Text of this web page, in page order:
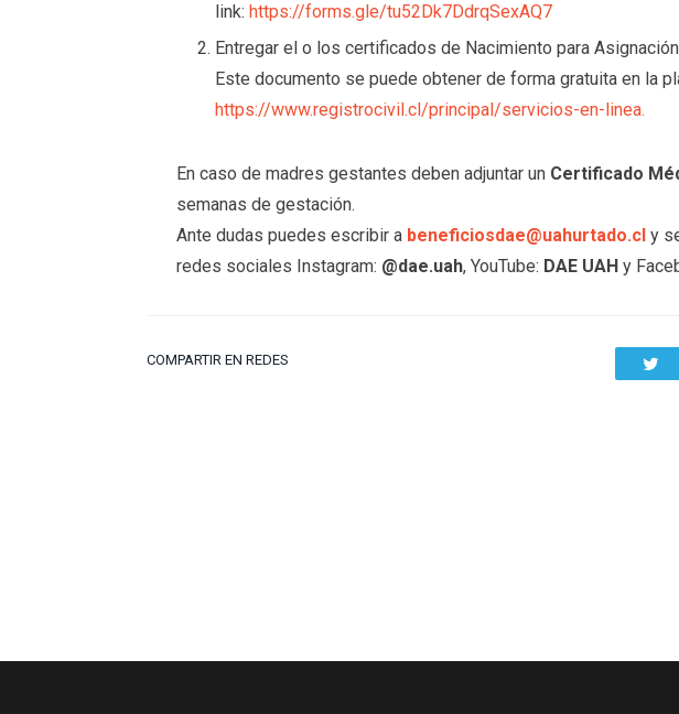
link:https://forms.gle/tu52Dk7DdrqSexAQ7
Entregar el o los certificados de Nacimiento para
Este documento se puede obtener de forma gratuita en la
https://www.registrocivil.cl/principal/servicios-en-linea.
En caso de madres gestantes deben adjuntar un Certificado
semanas de gestación.
Ante dudas puedes escribir a beneficiosdae@uahurtado.cl y
redes sociales Instagram: @dae.uah, YouTube: DAE UAH y
COMPARTIR EN REDES